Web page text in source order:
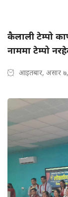
कैलाली टेम्पो
नाममा टेम्पो
आइतबार, असार